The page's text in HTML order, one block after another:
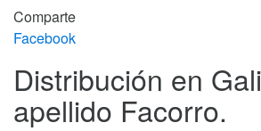
Comparte
Facebook
Distribución en
apellido Facorro.